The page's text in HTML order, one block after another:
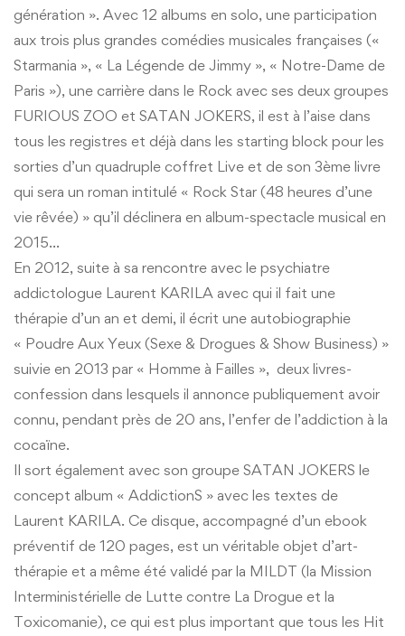
génération ». Avec 12 albums en solo, une participation
aux trois plus grandes comédies musicales françaises («
Starmania », « La Légende de Jimmy », « Notre-Dame de
Paris »), une carrière dans le Rock avec ses deux groupes
FURIOUS ZOO et SATAN JOKERS, il est à l’aise dans
tous les registres et déjà dans les starting block pour les
sorties d’un quadruple coffret Live et de son 3ème livre
qui sera un roman intitulé « Rock Star (48 heures d’une
vie rêvée) » qu’il déclinera en album-spectacle musical en
2015…
En 2012, suite à sa rencontre avec le psychiatre
addictologue Laurent KARILA avec qui il fait une
thérapie d’un an et demi, il écrit une autobiographie
« Poudre Aux Yeux (Sexe & Drogues & Show Business) »
suivie en 2013 par « Homme à Failles », deux livres-
confession dans lesquels il annonce publiquement avoir
connu, pendant près de 20 ans, l’enfer de l’addiction à la
cocaïne.
Il sort également avec son groupe SATAN JOKERS le
concept album « AddictionS » avec les textes de
Laurent KARILA. Ce disque, accompagné d’un ebook
préventif de 120 pages, est un véritable objet d’art-
thérapie et a même été validé par la MILDT (la Mission
Interministérielle de Lutte contre La Drogue et la
Toxicomanie), ce qui est plus important que tous les Hit